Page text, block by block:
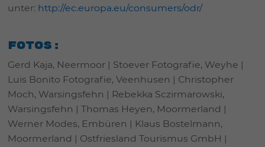
unter: http://ec.europa.eu/consumers/odr/
Fotos:
Gerd Kaja, Neermoor | Stoever Fotografie, Weyhe |
Luis Bonito Fotografie, Veenhusen | Christopher
Moch, Warsingsfehn | Rebekka Sczirmarowski,
Warsingsfehn | Thomas Heyen, Moormerland |
Werner Modes, Embüren | Klaus Bostelmann,
Moormerland | Ostfriesland Tourismus GmbH |